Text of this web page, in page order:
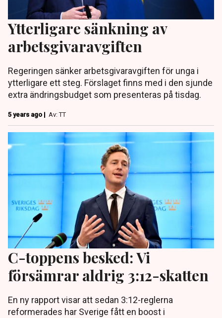
Ytterligare sänkning av
arbetsgivaravgiften
Regeringen sänker arbetsgivaravgiften för unga i
ytterligare ett steg. Förslaget finns med i den sjunde
extra ändringsbudget som presenteras på tisdag.
5 years ago | Av: TT
C-toppens besked: Vi
försämrar aldrig 3:12-skatten
En ny rapport visar att sedan 3:12-reglerna
reformerades har Sverige fått en boost i